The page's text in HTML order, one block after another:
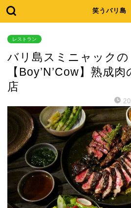
笑うバリ島
レストラン
バリ島スミニャックの
【Boy’N’Cow】熟成
店